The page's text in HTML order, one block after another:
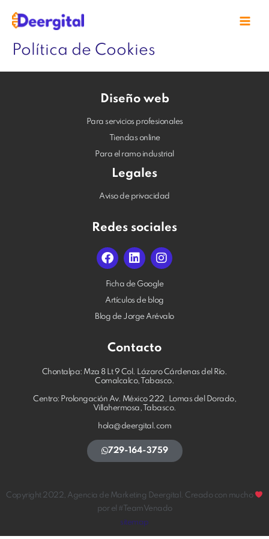
Política de Cookies
Diseño web
Para servicios profesionales
Tiendas online
Para el ramo industrial
Legales
Aviso de privacidad
Redes sociales
F
a
e
b
o
o
L
i
k
e
d
i
I
n
t
a
g
m
Ficha de Google
Artículos de blog
Blog de Jorge Arévalo
Contacto
Chontalpa: Mza 8 Lt 9 Col. Lázaro Cárdenas del Río.
Comalcalco, Tabasco.
Centro: Prolongación Av. México 222. Lomas del Dorado,
Villahermosa, Tabasco.
hola@deergital.com
729-164-3759
Copyright 2022, Agencia de Marketing Deergital. Creado con mucho
por el #TeamVenado
sitemap